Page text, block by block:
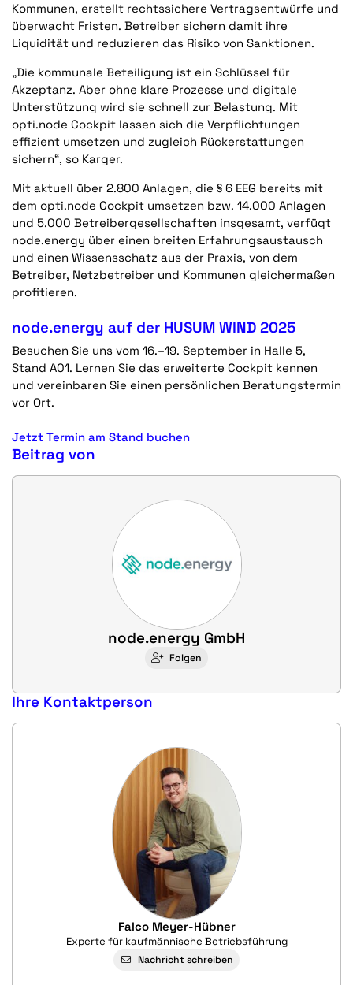
Kommunen, erstellt rechtssichere Vertragsentwürfe und
überwacht Fristen. Betreiber sichern damit ihre
Liquidität und reduzieren das Risiko von Sanktionen.
„Die kommunale Beteiligung ist ein Schlüssel für
Akzeptanz. Aber ohne klare Prozesse und digitale
Unterstützung wird sie schnell zur Belastung. Mit
opti.node Cockpit lassen sich die Verpflichtungen
effizient umsetzen und zugleich Rückerstattungen
sichern“, so Karger.
Mit aktuell über 2.800 Anlagen, die § 6 EEG bereits mit
dem opti.node Cockpit umsetzen bzw. 14.000 Anlagen
und 5.000 Betreibergesellschaften insgesamt, verfügt
node.energy über einen breiten Erfahrungsaustausch
und einen Wissensschatz aus der Praxis, von dem
Betreiber, Netzbetreiber und Kommunen gleichermaßen
profitieren.
node.energy auf der HUSUM WIND 2025
Besuchen Sie uns vom 16.–19. September in Halle 5,
Stand A01. Lernen Sie das erweiterte Cockpit kennen
und vereinbaren Sie einen persönlichen Beratungstermin
vor Ort.
Jetzt Termin am Stand buchen
Beitrag von
node.energy GmbH
Folgen
Ihre Kontaktperson
Falco Meyer-Hübner
Experte für kaufmännische Betriebsführung
Nachricht schreiben